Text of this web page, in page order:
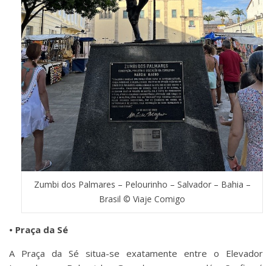
Zumbi dos Palmares – Pelourinho – Salvador – Bahia –
Brasil © Viaje Comigo
• Praça da Sé
A Praça da Sé situa-se exatamente entre o Elevador